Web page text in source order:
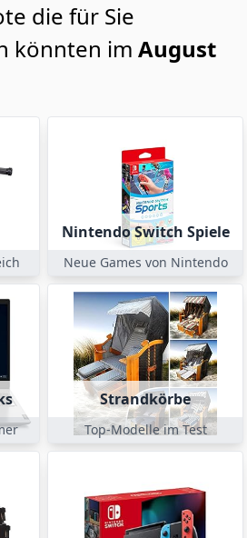
die für Sie
könnten im August
Nintendo Switch Spiele
Neue Games von Nintendo
Strandkörbe
Top-Modelle im Test